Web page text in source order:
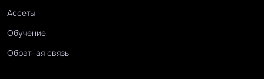
Ассеты
Обучение
Обратная связь